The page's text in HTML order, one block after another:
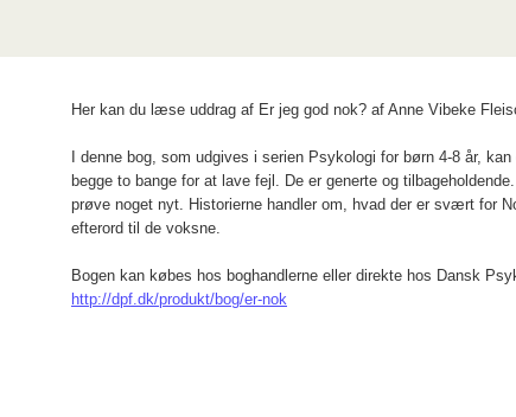
Her kan du læse uddrag af Er jeg god nok? af Anne Vibeke
I denne bog, som udgives i serien Psykologi for børn 4-8 år,
begge to bange for at lave fejl. De er generte og
prøve noget nyt. Historierne handler om, hvad der er svært for
efterord til de voksne.
Bogen kan købes hos boghandlerne eller direkte hos Dansk
http://dpf.dk/produkt/bog/er-nok